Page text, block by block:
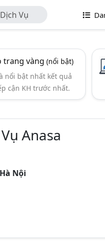
Vụ
trang vàng(nổi bật)
nổi bật nhất kết quả
cận KH trước nhất.
Anasa
Hà Nội